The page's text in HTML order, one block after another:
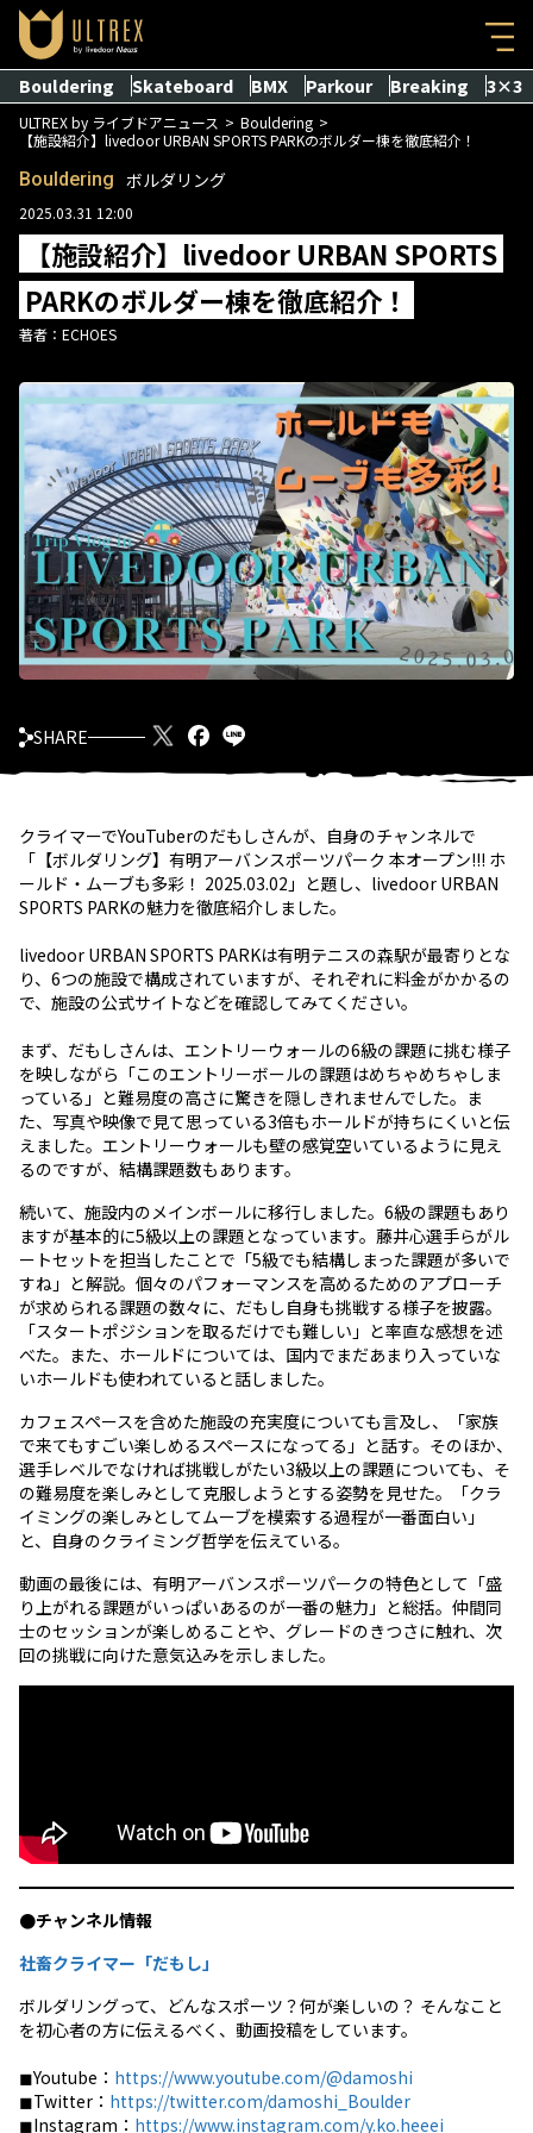
Bouldering Skateboard BMX Parkour Breaking 3×3
ULTREX by ライブドアニュース
Bouldering
【施設紹介】livedoor URBAN SPORTS PARKのボルダー棟を徹底紹介！
Bouldering ボルダリング
2025.03.31 12:00
【施設紹介】livedoor URBAN SPORTS
PARKのボルダー棟を徹底紹介！
著者： ECHOES
SHARE
クライマーでYouTuberのだもしさんが、自身のチャンネルで
「【ボルダリング】有明アーバンスポーツパーク 本オープン!!! ホ
ールド・ムーブも多彩！ 2025.03.02」と題し、livedoor URBAN
SPORTS PARKの魅力を徹底紹介しました。
livedoor URBAN SPORTS PARKは有明テニスの森駅が最寄りとな
り、6つの施設で構成されていますが、それぞれに料金がかかるの
で、施設の公式サイトなどを確認してみてください。
まず、だもしさんは、エントリーウォールの6級の課題に挑む様子
を映しながら「このエントリーボールの課題はめちゃめちゃしま
っている」と難易度の高さに驚きを隠しきれませんでした。ま
た、写真や映像で見て思っている3倍もホールドが持ちにくいと伝
えました。エントリーウォールも壁の感覚空いているように見え
るのですが、結構課題数もあります。
続いて、施設内のメインボールに移行しました。6級の課題もあり
ますが基本的に5級以上の課題となっています。藤井心選手らがル
ートセットを担当したことで「5級でも結構しまった課題が多いで
すね」と解説。個々のパフォーマンスを高めるためのアプローチ
が求められる課題の数々に、だもし自身も挑戦する様子を披露。
「スタートポジションを取るだけでも難しい」と率直な感想を述
べた。また、ホールドについては、国内でまだあまり入っていな
いホールドも使われていると話しました。
カフェスペースを含めた施設の充実度についても言及し、「家族
で来てもすごい楽しめるスペースになってる」と話す。そのほか、
選手レベルでなければ挑戦しがたい3級以上の課題についても、そ
の難易度を楽しみとして克服しようとする姿勢を見せた。「クラ
イミングの楽しみとしてムーブを模索する過程が一番面白い」
と、自身のクライミング哲学を伝えている。
動画の最後には、有明アーバンスポーツパークの特色として「盛
り上がれる課題がいっぱいあるのが一番の魅力」と総括。仲間同
士のセッションが楽しめることや、グレードのきつさに触れ、次
回の挑戦に向けた意気込みを示しました。
●チャンネル情報
社畜クライマー「だもし」
ボルダリングって、どんなスポーツ？何が楽しいの？ そんなこと
を初心者の方に伝えるべく、動画投稿をしています。
◼︎Youtube： https://www.youtube.com/@damoshi
◼︎Twitter： https://twitter.com/damoshi_Boulder
◼︎Instagram： https://www.instagram.com/y.ko.heeei